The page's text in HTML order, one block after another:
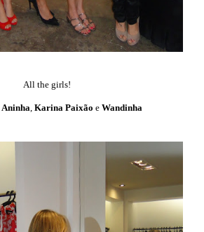
All the girls!
Aninha Karina Paixão e Wandinha